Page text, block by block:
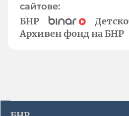
сайтове:
БНР
Архивен фонд на БНР